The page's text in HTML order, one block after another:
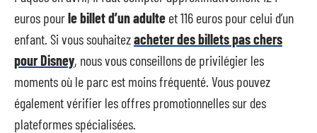
euros pourle billet d’un adulte et 116 euros pour celui d’un
enfant. Si vous souhaitezacheter des billets pas chers
pour Disney, nous vous conseillons de privilégier les
moments où le parc est moins fréquenté. Vous pouvez
également vérifier les offres promotionnelles sur des
plateformes spécialisées.